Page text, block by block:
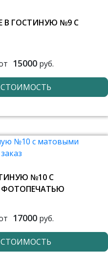
В ГОСТИНУЮ №9 С
15000руб.
№10 С
17000руб.